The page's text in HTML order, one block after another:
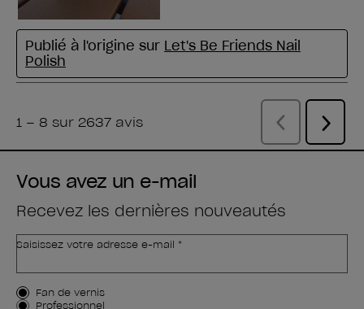
Vous avez un e-mail
Recevez les dernières nouveautés
Saisissez votre adresse e-mail *
Type de client
Fan de vernis
Professionnel